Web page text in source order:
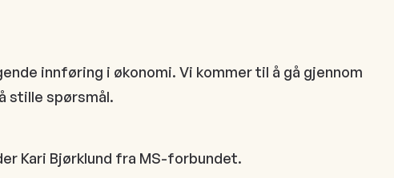
innføring i økonomi. Vi kommer til å gå gjennom
stille spørsmål.
Kari Bjørklund fra MS-forbundet.